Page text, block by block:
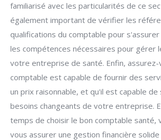
familiarisé avec les particularités de ce
également important de vérifier les
qualifications du comptable pour
les compétences nécessaires pour gérer
votre entreprise de santé. Enfin, assurez-
comptable est capable de fournir des
un prix raisonnable, et qu'il est capable
besoins changeants de votre entreprise.
temps de choisir le bon comptable santé,
vous assurer une gestion financière